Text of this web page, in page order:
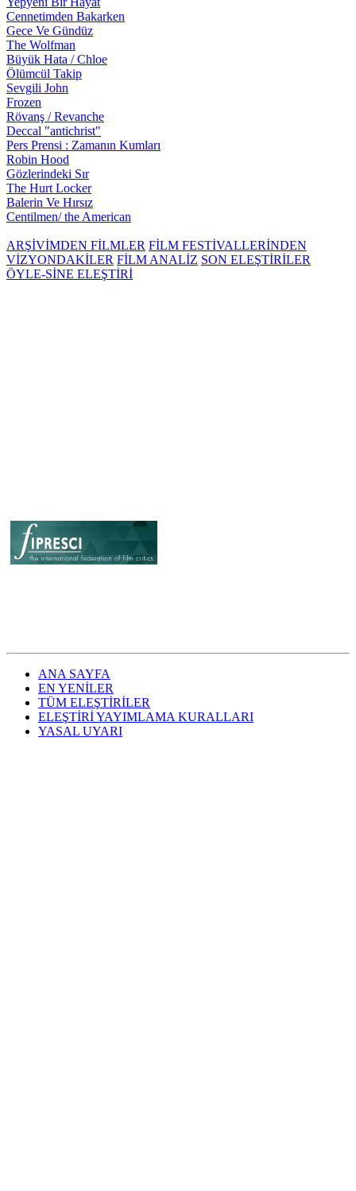
Cennetimden Bakarken
Gece Ve Gündüz
The Wolfman
Büyük Hata / Chloe
Ölümcül Takip
Sevgili John
Frozen
Rövanş / Revanche
Deccal "antichrist"
Pers Prensi : Zamanın Kumları
Robin Hood
Gözlerindeki Sır
The Hurt Locker
Balerin Ve Hırsız
Centilmen/ the American
ARŞİVİMDEN FİLMLER FİLM FESTİVALLERİNDEN
VİZYONDAKİLER FİLM ANALİZ SON ELEŞTİRİLER
ÖYLE-SİNE ELEŞTİRİ
ANA SAYFA
EN YENİLER
TÜM ELEŞTİRİLER
ELEŞTİRİ YAYIMLAMA KURALLARI
YASAL UYARI